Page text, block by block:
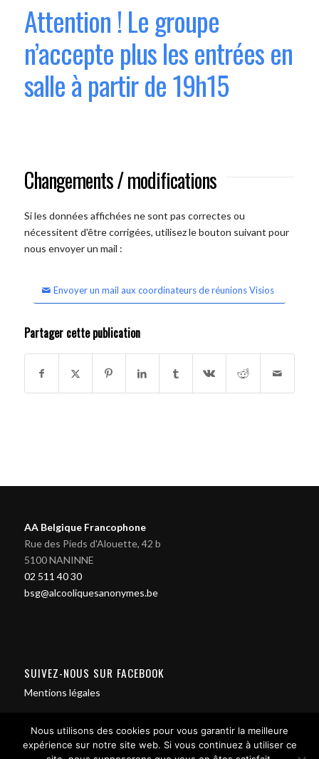
Attention ! Le groupe
n’accepte plus les entrées en
salle à partir de 19h15
Changements / modifications
Si les données affichées ne sont pas correctes ou
nécessitent d'être corrigées, utilisez le bouton suivant pour
nous envoyer un mail :
Envoyer un mail aux coordinateurs de réunions Visios
Partager cette publication
AA Belgique Francophone
Rue des Pieds d'Alouette, 42 b
5100 NANINNE
02 511 40 30
bsg@alcooliquesanonymes.be
SUIVEZ-NOUS SUR FACEBOOK
Mentions légales
Nous utilisons des cookies pour vous garantir la meilleure
expérience sur notre site web. Si vous continuez à utiliser ce